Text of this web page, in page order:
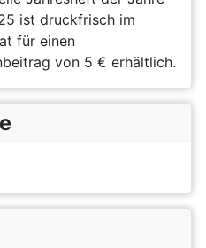
ist druckfrisch im
für einen
von 5 € erhältlich.